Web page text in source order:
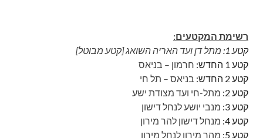
רשימת המקטעים:
קטע 1:
מתל דן ועד האריה השואג [קטע מבוטל]
קטע 1 החדש:
חרמון – בניאס
קטע 2 החדש:
בניאס – תל חי
קטע 2:
מתל-חי ועד מצודת ישע
קטע 3:
מנבי יושע לנחל דישון
קטע 4:
מנחל דישון להר מירון
קטע 5:
מהר מירון לנחל מירון